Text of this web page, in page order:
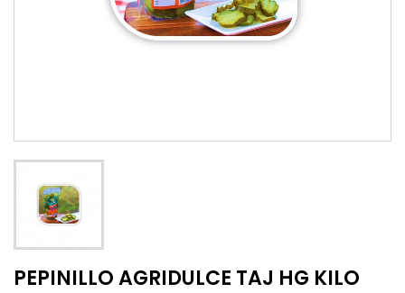
PEPINILLO AGRIDULCE TAJ HG KILO